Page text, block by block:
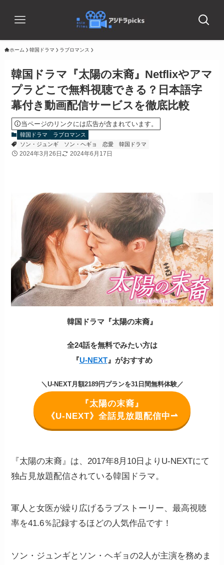
ホーム 韓国ドラマ ラブロマンス
韓国ドラマ『太陽の末裔』Netflixやアマ
プラどこで無料視聴できる？日本語字
幕付き動画配信サービスを徹底比較
当ページのリンクには広告が含まれています。
韓国ドラマ
ラブロマンス
ソン・ジュンギ
ソン・ヘギョ 恋愛 韓国ドラマ
2024年3月26日 2024年6月17日
韓国ドラマ『太陽の末裔』
全24話を無料でみたい方は
『U-NEXT』がおすすめ
＼U-NEXT月額2189円プランを31日間無料体験／
『太陽の末裔』
《U-NEXT》全話見放題配信中⇀
『太陽の末裔』は、2017年8月10日よりU-NEXTにて
独占見放題配信されている韓国ドラマ。
軍人と女医が繰り広げるラブストーリー、最高視聴
率を41.6％記録するほどの人気作品です！
ソン・ジュンギとソン・ヘギョの2人が主演を務めま